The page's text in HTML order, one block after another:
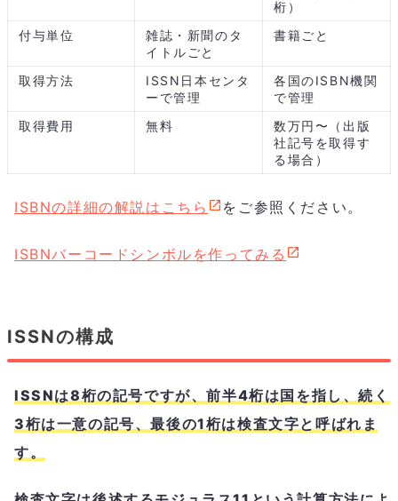
桁）
付与単位
雑誌・新聞のタ
イトルごと
書籍ごと
取得方法
ISSN日本センタ
ーで管理
各国のISBN機関
で管理
取得費用
無料
数万円〜（出版
社記号を取得す
る場合）
ISBNの詳細の解説はこちら をご参照ください。
ISBNバーコードシンボルを作ってみる
ISSNの構成
ISSNは8桁の記号ですが、前半4桁は国を指し、続く
3桁は一意の記号、最後の1桁は検査文字と呼ばれま
す。